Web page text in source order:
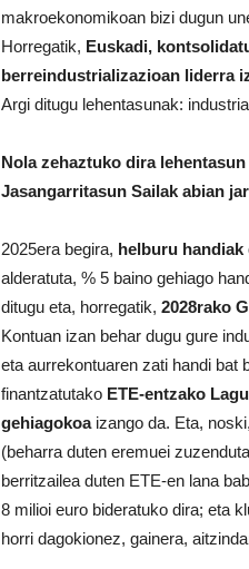
makroekonomikoan bizi dugun
Horregatik, Euskadi,
berreindustrializazioan liderra
Argi ditugu lehentasunak:
Nola zehaztuko dira
Jasangarritasun Sailak abian
2025era begira, helburu
alderatuta, % 5 baino gehiago
ditugu eta, horregatik, 2028rako
Kontuan izan behar dugu gure
eta aurrekontuaren zati handi bat
finantzatutako ETE-entzako
gehiagokoaizango da. Eta,
(beharra duten eremuei
berritzailea duten ETE-en lana
8 milioi euro bideratuko dira; eta
horri dagokionez, gainera,